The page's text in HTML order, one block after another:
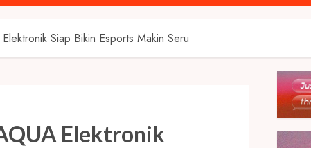
Siap Bikin Esports Makin Seru
Elektronik